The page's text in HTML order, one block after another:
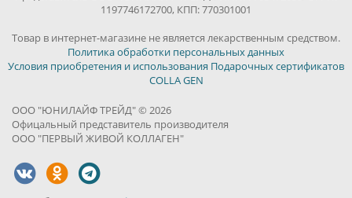
1197746172700, КПП: 770301001
Товар в интернет-магазине не является лекарственным средством.
Политика обработки персональных данных
Условия приобретения и использования Подарочных сертификатов
COLLA GEN
ООО "ЮНИЛАЙФ ТРЕЙД" © 2026
Офицальный представитель производителя
ООО "ПЕРВЫЙ ЖИВОЙ КОЛЛАГЕН"